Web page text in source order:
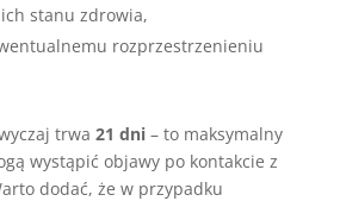
stanu zdrowia,
rozprzestrzenieniu
trwa 21 dni– to maksymalny
wystąpić objawy po kontakcie z
dodać, że w przypadku